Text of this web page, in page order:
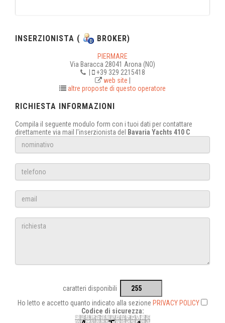
INSERZIONISTA ( BROKER)
PIERMARE
Via Baracca 28041 Arona (NO)
| +39 329 2215418
web site |
altre proposte di questo operatore
RICHIESTA INFORMAZIONI
Compila il seguente modulo form con i tuoi dati per contattare
direttamente via mail l'inserzionista del Bavaria Yachts 410 C
caratteri disponibili
Ho letto e accetto quanto indicato alla sezione PRIVACY POLICY
Codice di sicurezza: